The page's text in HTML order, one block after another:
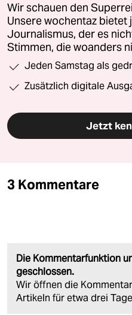
Wir schauen den
Unsere wochentaz bietet
Journalismus, der es
Stimmen, die woanders
Jeden Samstag als
Zusätzlich digitale
Jetzt
3 Kommentare
Die Kommentarfunktion
geschlossen.
Wir öffnen die
Artikeln für etwa drei